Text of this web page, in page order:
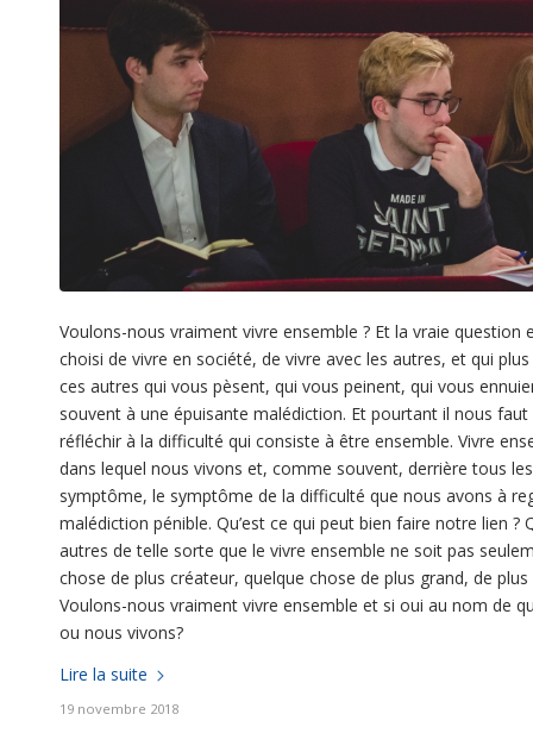
Voulons-nous vraiment vivre ensemble ? Et la vraie
choisi de vivre en société, de vivre avec les autres, et qui
ces autres qui vous pèsent, qui vous peinent, qui vous
souvent à une épuisante malédiction. Et pourtant il nous
réfléchir à la difficulté qui consiste à être ensemble. Vivre
dans lequel nous vivons et, comme souvent, derrière tous
symptôme, le symptôme de la difficulté que nous avons à
malédiction pénible. Qu’est ce qui peut bien faire notre lien
autres de telle sorte que le vivre ensemble ne soit pas
chose de plus créateur, quelque chose de plus grand, de
Voulons-nous vraiment vivre ensemble et si oui au nom de
ou nous vivons?
Lire la suite
19 novembre 2018